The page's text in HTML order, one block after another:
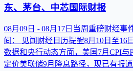
东、茅台、中芯国际财报
08月09日 - 08月17日当周重磅财经事
间： 见闻财经日历提醒8月10日至16
数据和央行动态方面，美国7月CPI与
定价美联储9月降息路径，现已有报